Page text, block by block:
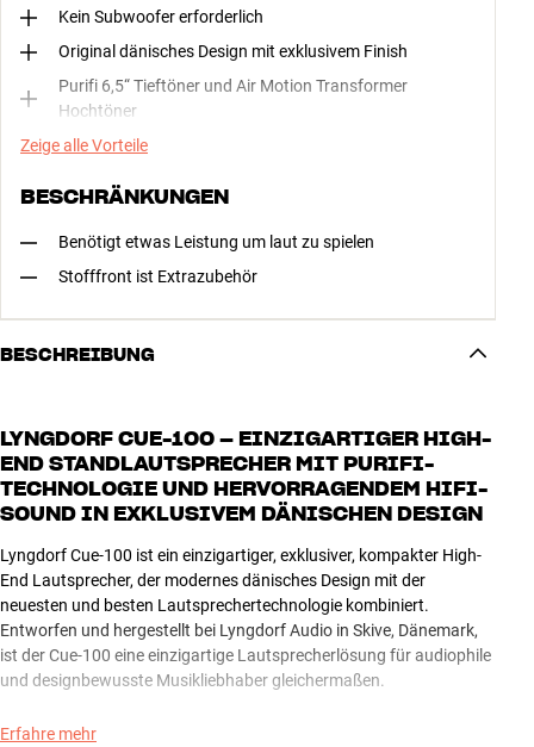
Kein Subwoofer erforderlich
Original dänisches Design mit exklusivem Finish
Purifi 6,5“ Tieftöner und Air Motion Transformer
Hochtöner
Zeige alle Vorteile
BESCHRÄNKUNGEN
Benötigt etwas Leistung um laut zu spielen
Stofffront ist Extrazubehör
BESCHREIBUNG
LYNGDORF CUE-100 – EINZIGARTIGER HIGH-
END STANDLAUTSPRECHER MIT PURIFI-
TECHNOLOGIE UND HERVORRAGENDEM HIFI-
SOUND IN EXKLUSIVEM DÄNISCHEN DESIGN
Lyngdorf Cue-100 ist ein einzigartiger, exklusiver, kompakter High-
End Lautsprecher, der modernes dänisches Design mit der
neuesten und besten Lautsprechertechnologie kombiniert.
Entworfen und hergestellt bei Lyngdorf Audio in Skive, Dänemark,
ist der Cue-100 eine einzigartige Lautsprecherlösung für audiophile
und designbewusste Musikliebhaber gleichermaßen.
Mit seinem einzigartigen dreieckigen Gehäuse, Beinen aus Echtholz
Erfahre mehr